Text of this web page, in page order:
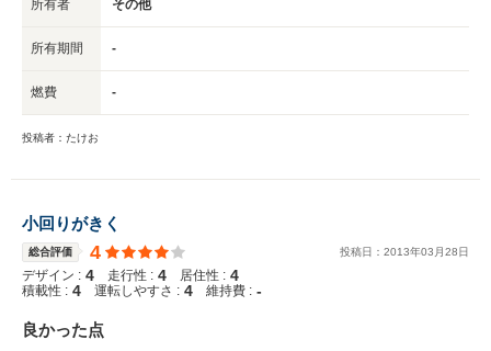
所有者 その他
所有期間 -
燃費 -
投稿者：たけお
小回りがきく
総合評価 4 投稿日： 2013年03 月28日
デザイン : 4 走行性 : 4 居住性 : 4
積載性 : 4 運転しやすさ : 4 維持費 : -
良かった点